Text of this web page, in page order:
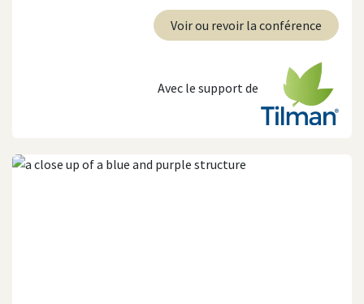
Voir ou revoir la conférence
Avec le support de